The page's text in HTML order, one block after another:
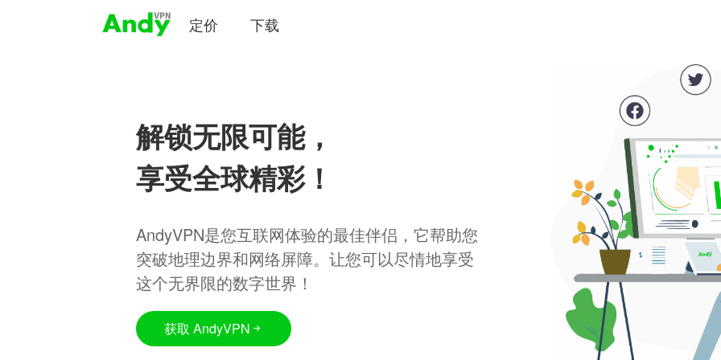
定价 下载
解锁无限可能，
享受全球精彩！
AndyVPN是您互联网体验的最佳伴侣，它帮助您
突破地理边界和网络屏障。让您可以尽情地享受
这个无界限的数字世界！
获取 AndyVPN